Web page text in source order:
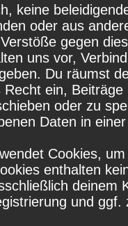
keine
oder aus
gegen
uns vor,
Du räumst
ein,
oder zu
Daten in
Cookies,
enthalten
deinem
und